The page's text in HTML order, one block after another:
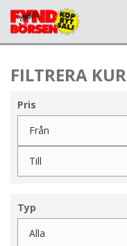
FILTRERA
Pris
Typ